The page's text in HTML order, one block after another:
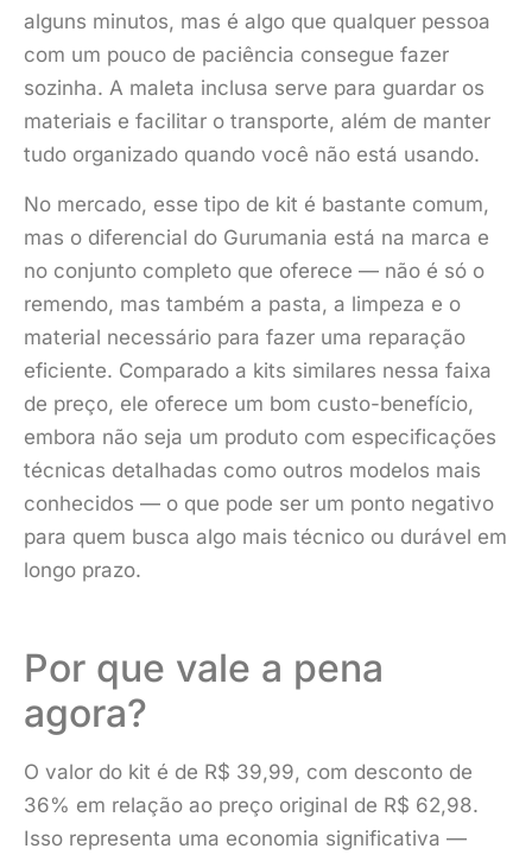
alguns minutos, mas é algo que qualquer pessoa
com um pouco de paciência consegue fazer
sozinha. A maleta inclusa serve para guardar os
materiais e facilitar o transporte, além de manter
tudo organizado quando você não está usando.
No mercado, esse tipo de kit é bastante comum,
mas o diferencial do Gurumania está na marca e
no conjunto completo que oferece — não é só o
remendo, mas também a pasta, a limpeza e o
material necessário para fazer uma reparação
eficiente. Comparado a kits similares nessa faixa
de preço, ele oferece um bom custo-benefício,
embora não seja um produto com especificações
técnicas detalhadas como outros modelos mais
conhecidos — o que pode ser um ponto negativo
para quem busca algo mais técnico ou durável em
longo prazo.
Por que vale a pena
agora?
O valor do kit é de R$ 39,99, com desconto de
36% em relação ao preço original de R$ 62,98.
Isso representa uma economia significativa —